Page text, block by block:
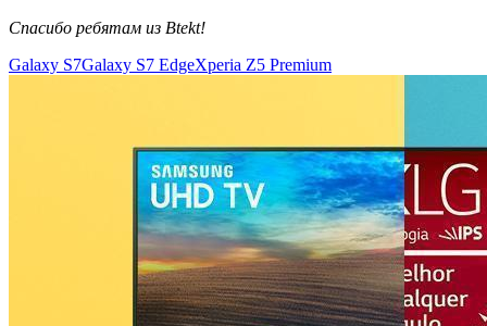
Спасибо ребятам из Btekt!
Galaxy S7Galaxy S7 EdgeXperia Z5 Premium